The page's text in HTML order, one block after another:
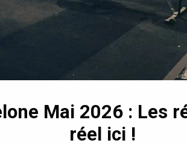
Mai 2026 : Les
réel ici !